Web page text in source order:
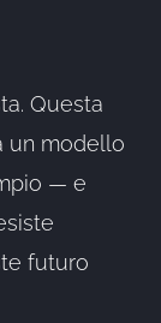
Questa
un modello
— e
futuro